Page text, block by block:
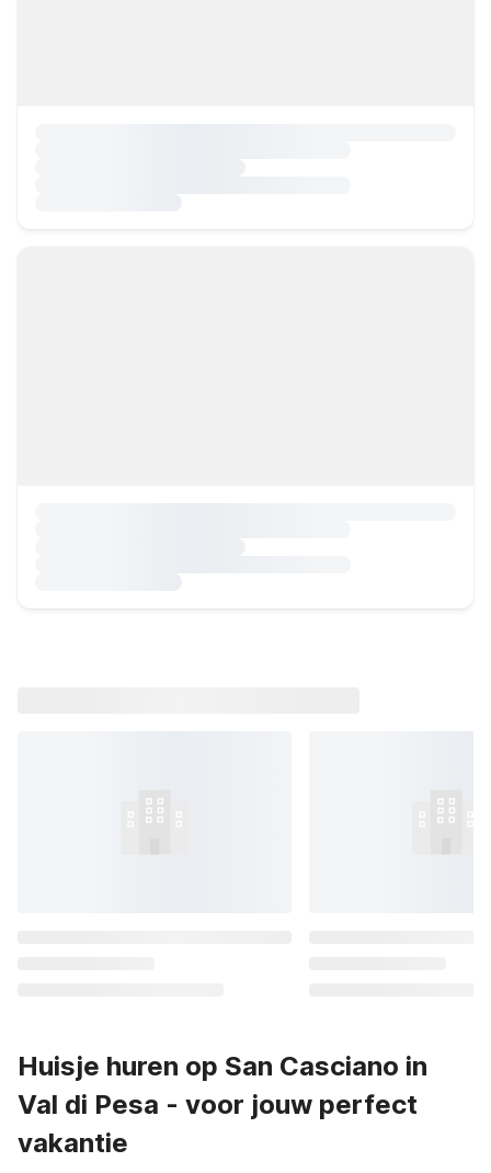
Huisje huren op San Casciano in
Val di Pesa - voor jouw perfect
vakantie